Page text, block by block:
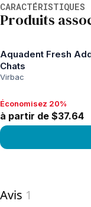
CARACTÉRISTIQUES
Produits
Aquadent Fresh
Chats
Virbac
Économisez 20%,
Économisez 20%
à partir de $37.64
Avis 1